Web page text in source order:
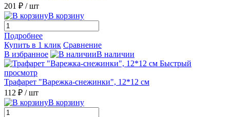
201 ₽ / шт
В корзину
Подробнее
Купить в 1 клик Сравнение
В избранное
В наличии
Быстрый
просмотр
Трафарет "Варежка-снежинки", 12*12 см
112 ₽ / шт
В корзину